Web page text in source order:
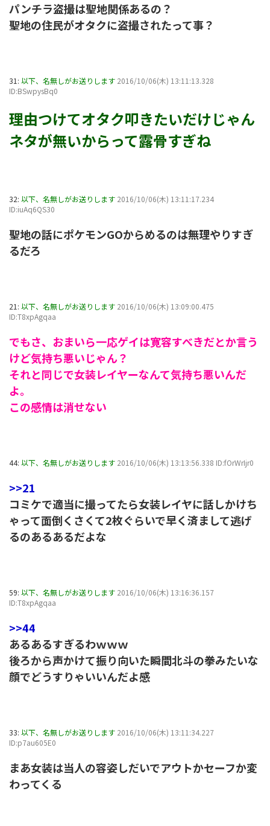
パンチラ盗撮は聖地関係あるの？
聖地の住民がオタクに盗撮されたって事？
31: 以下、名無しがお送りします 2016/10/06(木) 13:11:13.328
ID:BSwpysBq0
理由つけてオタク叩きたいだけじゃん
ネタが無いからって露骨すぎね
32: 以下、名無しがお送りします 2016/10/06(木) 13:11:17.234
ID:iuAq6QS30
聖地の話にポケモンGOからめるのは無理やりすぎ
るだろ
21: 以下、名無しがお送りします 2016/10/06(木) 13:09:00.475
ID:T8xpAgqaa
でもさ、おまいら一応ゲイは寛容すべきだとか言う
けど気持ち悪いじゃん？
それと同じで女装レイヤーなんて気持ち悪いんだ
よ。
この感情は消せない
44: 以下、名無しがお送りします 2016/10/06(木) 13:13:56.338 ID:fOrWrIjr0
>>21
コミケで適当に撮ってたら女装レイヤに話しかけち
ゃって面倒くさくて2枚ぐらいで早く済まして逃げ
るのあるあるだよな
59: 以下、名無しがお送りします 2016/10/06(木) 13:16:36.157
ID:T8xpAgqaa
>>44
あるあるすぎるわｗｗｗ
後ろから声かけて振り向いた瞬間北斗の拳みたいな
顔でどうすりゃいいんだよ感
33: 以下、名無しがお送りします 2016/10/06(木) 13:11:34.227
ID:p7au605E0
まあ女装は当人の容姿しだいでアウトかセーフか変
わってくる